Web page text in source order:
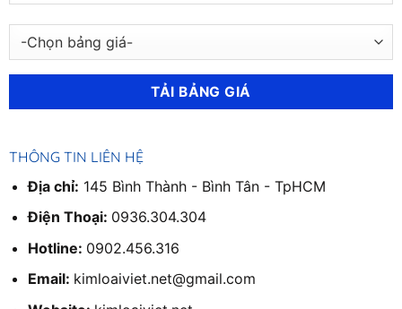
THÔNG TIN LIÊN HỆ
Địa chỉ: 145 Bình Thành - Bình Tân - TpHCM
Điện Thoại: 0936.304.304
Hotline: 0902.456.316
Email: kimloaiviet.net@gmail.com